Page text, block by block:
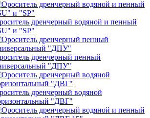
дренчерный водяной и пенный
и "SP"
дренчерный пенный
"ДПУ"
дренчерный водяной
"ДВГ"